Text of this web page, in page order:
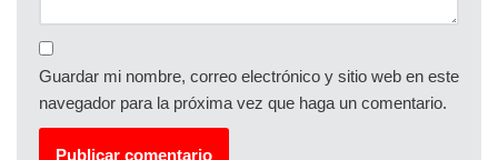
Guardar mi nombre, correo electrónico y sitio web en este
navegador para la próxima vez que haga un comentario.